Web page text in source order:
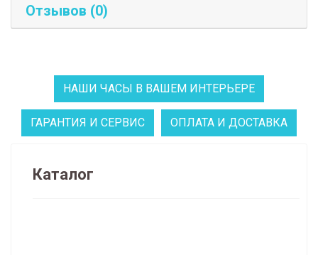
Отзывов (0)
НАШИ ЧАСЫ В ВАШЕМ ИНТЕРЬЕРЕ
ГАРАНТИЯ И СЕРВИС ОПЛАТА И ДОСТАВКА
Каталог